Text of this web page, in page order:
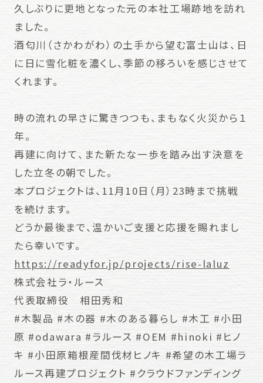
久しぶりに更地となった元の本社工場跡地を訪れ
ました。
酒匂川（さかわがわ）の土手から望む富士山は、日
に日に雪化粧を濃くし、季節の移ろいを感じさせて
くれます。
時の流れの早さに驚きつつも、まもなく火災から１
年。
再建に向けて、また新たな一歩を踏み出す決意を
した立冬の朝でした。
本プロジェクトは、11月10日（月）23時まで挑戦
を続けます。
どうか最後まで、温かいご支援と応援を賜れまし
たら幸いです。
https://readyfor.jp/projects/rise-laluz
株式会社ラ・ルース
代表取締役 相田秀和
#木製品 #木の器 #木のある暮らし #木工 #小田
原 #odawara #ラルース #OEM #hinoki #ヒノ
キ #小田原箱根産間伐材ヒノキ #希望の木工場ラ
ルース再建プロジェクト #クラウドファンディング